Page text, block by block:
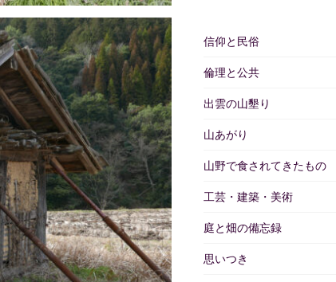
信仰と民俗
倫理と公共
出雲の山墾り
山あがり
山野で食されてきたもの
工芸・建築・美術
庭と畑の備忘録
思いつき